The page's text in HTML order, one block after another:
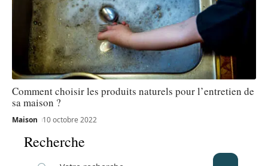
Comment choisir les produits naturels pour l’entretien de
sa maison ?
Maison 10 octobre 2022
Recherche